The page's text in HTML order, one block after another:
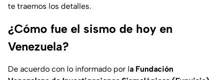
te traemos los detalles.
¿Cómo fue el sismo de hoy en
Venezuela?
De acuerdo con lo informado por la Fundación